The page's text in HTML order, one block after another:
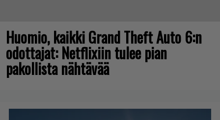
Huomio, kaikki Grand Theft Auto 6:n
odottajat: Netflixiin tulee pian
pakollista nähtävää